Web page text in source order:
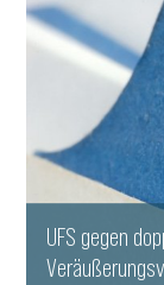
UFS gegen